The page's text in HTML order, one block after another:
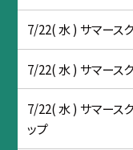
7/22( 水 ) サマー
7/22( 水 ) サマー
7/22( 水 ) サマース
ップ